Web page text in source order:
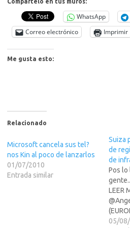
WhatsApp
Correo electrónico
Imprimir
Me gusta esto:
Relacionado
Microsoft cancela sus tel?
nos Kin al poco de lanzarlos
01/07/2010
Entrada similar
Suiza
de
de
Pos lo
LEER
05/